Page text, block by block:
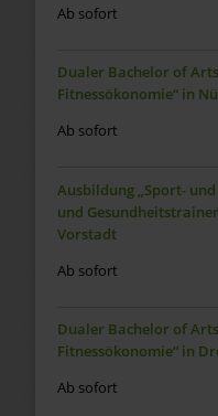
Ab sofort
Dualer Bachelor of
Fitnessökonomie“ in
Ab sofort
Ausbildung „Sport-
und
Vorstadt
Ab sofort
Dualer Bachelor of
Fitnessökonomie“ in
Ab sofort